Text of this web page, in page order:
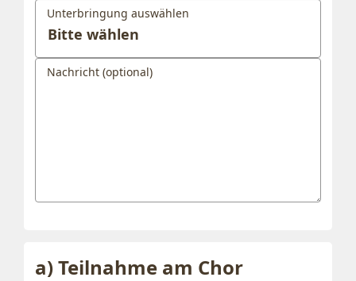
Unterbringung auswählen
Nachricht (optional)
a) Teilnahme am Chor